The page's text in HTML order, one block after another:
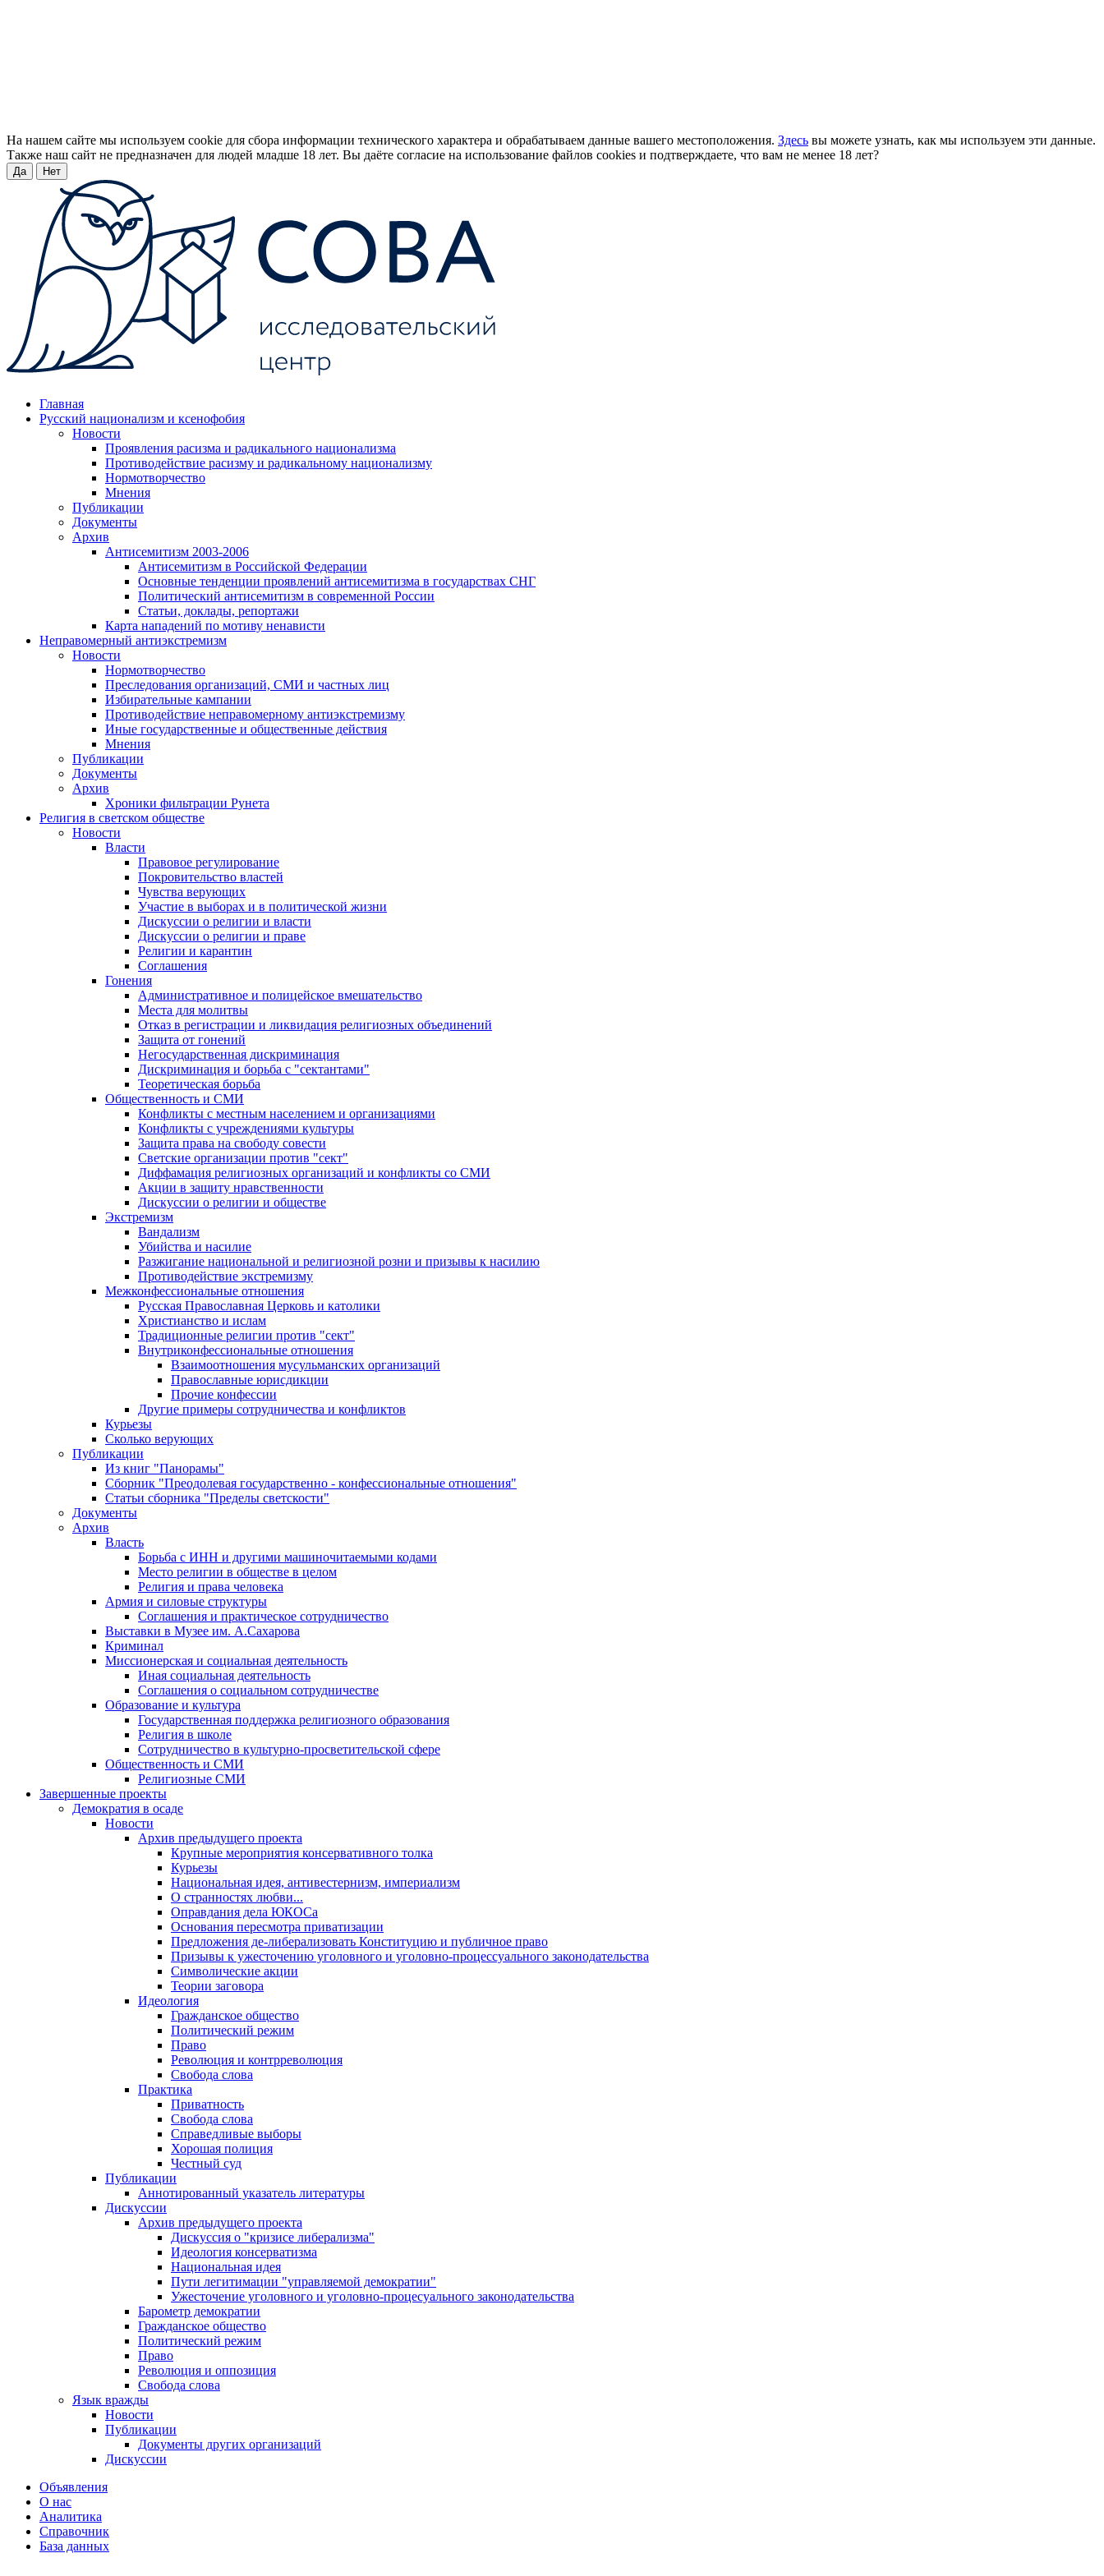
На нашем сайте мы используем cookie для сбора информации технического характера и обрабатываем данные вашего местоположения. Здесь вы можете узнать, как мы используем эти данные.
Также наш сайт не предназначен для людей младше 18 лет. Вы даёте согласие на использование файлов cookies и подтверждаете, что вам не менее 18 лет?
Да Нет
Главная
Русский национализм и ксенофобия
Новости
Проявления расизма и радикального национализма
Противодействие расизму и радикальному национализму
Нормотворчество
Мнения
Публикации
Документы
Архив
Антисемитизм 2003-2006
Антисемитизм в Российской Федерации
Основные тенденции проявлений антисемитизма в государствах СНГ
Политический антисемитизм в современной России
Статьи, доклады, репортажи
Карта нападений по мотиву ненависти
Неправомерный антиэкстремизм
Новости
Нормотворчество
Преследования организаций, СМИ и частных лиц
Избирательные кампании
Противодействие неправомерному антиэкстремизму
Иные государственные и общественные действия
Мнения
Публикации
Документы
Архив
Хроники фильтрации Рунета
Религия в светском обществе
Новости
Власти
Правовое регулирование
Покровительство властей
Чувства верующих
Участие в выборах и в политической жизни
Дискуссии о религии и власти
Дискуссии о религии и праве
Религии и карантин
Соглашения
Гонения
Административное и полицейское вмешательство
Места для молитвы
Отказ в регистрации и ликвидация религиозных объединений
Защита от гонений
Негосударственная дискриминация
Дискриминация и борьба с "сектантами"
Теоретическая борьба
Общественность и СМИ
Конфликты с местным населением и организациями
Конфликты с учреждениями культуры
Защита права на свободу совести
Светские организации против "сект"
Диффамация религиозных организаций и конфликты со СМИ
Акции в защиту нравственности
Дискуссии о религии и обществе
Экстремизм
Вандализм
Убийства и насилие
Разжигание национальной и религиозной розни и призывы к насилию
Противодействие экстремизму
Межконфессиональные отношения
Русская Православная Церковь и католики
Христианство и ислам
Традиционные религии против "сект"
Внутриконфессиональные отношения
Взаимоотношения мусульманских организаций
Православные юрисдикции
Прочие конфессии
Другие примеры сотрудничества и конфликтов
Курьезы
Сколько верующих
Публикации
Из книг "Панорамы"
Сборник "Преодолевая государственно - конфессиональные отношения"
Статьи сборника "Пределы светскости"
Документы
Архив
Власть
Борьба с ИНН и другими машиночитаемыми кодами
Место религии в обществе в целом
Религия и права человека
Армия и силовые структуры
Соглашения и практическое сотрудничество
Выставки в Музее им. А.Сахарова
Криминал
Миссионерская и социальная деятельность
Иная социальная деятельность
Соглашения о социальном сотрудничестве
Образование и культура
Государственная поддержка религиозного образования
Религия в школе
Сотрудничество в культурно-просветительской сфере
Общественность и СМИ
Религиозные СМИ
Завершенные проекты
Демократия в осаде
Новости
Архив предыдущего проекта
Крупные мероприятия консервативного толка
Курьезы
Национальная идея, антивестернизм, империализм
О странностях любви...
Оправдания дела ЮКОСа
Основания пересмотра приватизации
Предложения де-либерализовать Конституцию и публичное право
Призывы к ужесточению уголовного и уголовно-процессуального законодательства
Символические акции
Теории заговора
Идеология
Гражданское общество
Политический режим
Право
Революция и контрреволюция
Свобода слова
Практика
Приватность
Свобода слова
Справедливые выборы
Хорошая полиция
Честный суд
Публикации
Аннотированный указатель литературы
Дискуссии
Архив предыдущего проекта
Дискуссия о "кризисе либерализма"
Идеология консерватизма
Национальная идея
Пути легитимации "управляемой демократии"
Ужесточение уголовного и уголовно-процесуального законодательства
Барометр демократии
Гражданское общество
Политический режим
Право
Революция и оппозиция
Свобода слова
Язык вражды
Новости
Публикации
Документы других организаций
Дискуссии
Объявления
О нас
Аналитика
Справочник
База данных